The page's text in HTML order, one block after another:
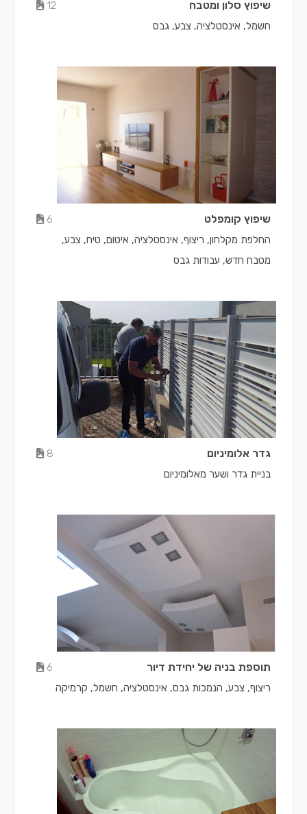
שיפוץ סלון ומטבח
12
חשמל, אינסטלציה, צבע, גבס
שיפוץ קומפלט
6
החלפת מקלחון, ריצוף, אינסטלציה, איטום, טיח, צבע,
מטבח חדש, עבודות גבס
גדר אלומיניום
8
בניית גדר ושער מאלומיניום
תוספת בניה של יחידת דיור
6
ריצוף, צבע, הנמכות גבס, אינסטלציה, חשמל, קרמיקה